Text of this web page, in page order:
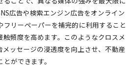
広告や検索エンジン広告をオンライン
フリーペーパーを補完的に利用すること
触頻度を高めます。このようなクロスメ
メッセージの浸透度を向上させ、不動産
ができます。